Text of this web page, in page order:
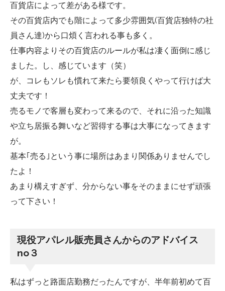
百貨店によって差がある様です。
その百貨店内でも階によって多少雰囲気(百貨店独特の社
員さん達)から口煩く言われる事も多く。
仕事内容よりその百貨店のルールが私は凄く面倒に感じ
ました。し、感じています（笑）
が、コレもソレも慣れて来たら要領良くやって行けば大
丈夫です！
売るモノで客層も変わって来るので、それに沿った知識
や立ち居振る舞いなど習得する事は大事になってきます
が。
基本｢売る｣という事に場所はあまり関係ありませんでし
たよ！
あまり構えすぎず、分からない事をそのままにせず頑張
って下さい！
現役アパレル販売員さんからのアドバイス
no３
私はずっと路面店勤務だったんですが、半年前初めて百